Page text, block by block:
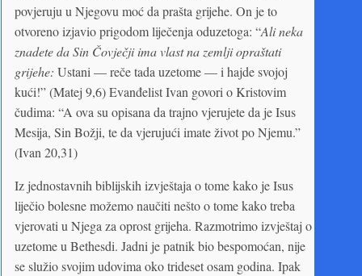
povjeruju u Njegovu moć da prašta grijehe. On je to
otvoreno izjavio prigodom liječenja oduzetoga: “Ali neka
znadete da Sin Čovječji ima vlast na zemlji opraštati
grijehe: Ustani — reče tada uzetome — i hajde svojoj
kući!” (Matej 9,6) Evanđelist Ivan govori o Kristovim
čudima: “A ova su opisana da trajno vjerujete da je Isus
Mesija, Sin Božji, te da vjerujući imate život po Njemu.”
(Ivan 20,31)
Iz jednostavnih biblijskih izvještaja o tome kako je Isus
liječio bolesne možemo naučiti nešto o tome kako treba
vjerovati u Njega za oprost grijeha. Razmotrimo izvještaj o
uzetome u Bethesdi. Jadni je patnik bio bespomoćan, nije
se služio svojim udovima oko trideset osam godina. Ipak